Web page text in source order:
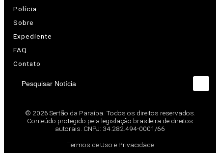
Polícia
Sobre
Expediente
FAQ
Contato
Pesquisar Notícia
© 2026 Sertão da Paraíba. Todos os direitos reservados.
Conteúdo protegido pela legislação brasileira de direitos
autorais. CNPJ: 34.282.494-0001/66
Termos de Uso e Privacidade